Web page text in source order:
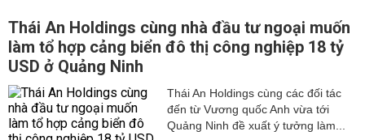
Thái An Holdings cùng nhà đầu tư ngoại muốn
làm tổ hợp cảng biển đô thị công nghiệp 18 tỷ
USD ở Quảng Ninh
Thái An Holdings cùng các đối tác
đến từ Vương quốc Anh vừa tới
Quảng Ninh đề xuất ý tưởng làm...